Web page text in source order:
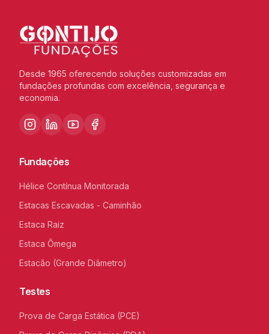
Desde 1965 oferecendo soluções customizadas em
fundações profundas com excelência, segurança e
economia.
Fundações
Hélice Contínua Monitorada
Estacas Escavadas - Caminhão
Estaca Raiz
Estaca Ômega
Estacão (Grande Diâmetro)
Testes
Prova de Carga Estática (PCE)